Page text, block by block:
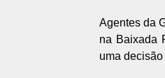
Agentes da
na Baixada
uma